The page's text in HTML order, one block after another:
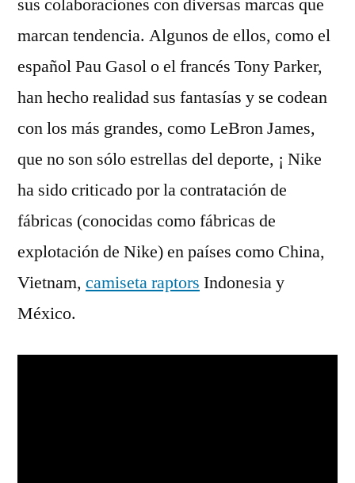
sus colaboraciones con diversas marcas que
marcan tendencia. Algunos de ellos, como el
español Pau Gasol o el francés Tony Parker,
han hecho realidad sus fantasías y se codean
con los más grandes, como LeBron James,
que no son sólo estrellas del deporte, ¡ Nike
ha sido criticado por la contratación de
fábricas (conocidas como fábricas de
explotación de Nike) en países como China,
Vietnam, camiseta raptors Indonesia y
México.